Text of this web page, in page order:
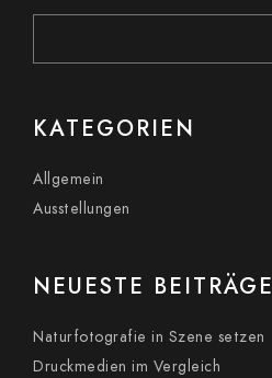
KATEGORIEN
Allgemein
Ausstellungen
NEUESTE BEITRÄGE
Naturfotografie in Szene setzen
Druckmedien im Vergleich